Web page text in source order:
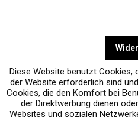
Diese Website benutzt Cookies,
der Website erforderlich sind
Cookies, die den Komfort bei
der Direktwerbung dienen
Websites und sozialen